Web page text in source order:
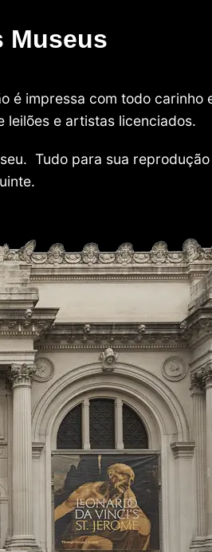
Museus
é impressa com todo carinho
leilões e artistas licenciados.
Tudo para sua